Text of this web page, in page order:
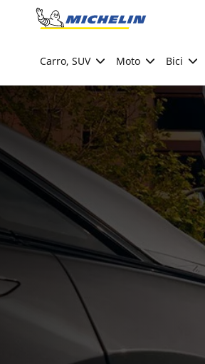
Go to page content
Carro, SUV Moto Bici